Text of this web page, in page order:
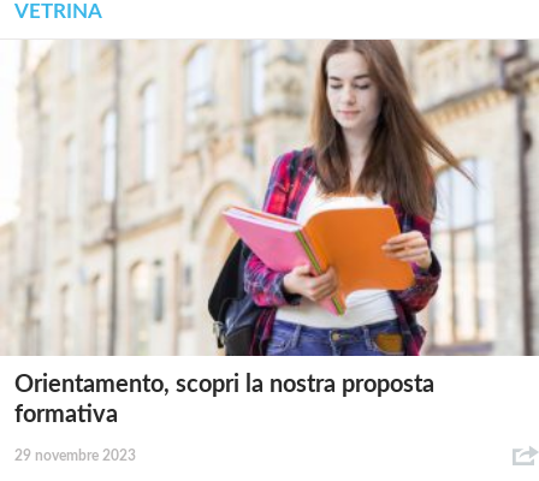
VETRINA
Orientamento, scopri la nostra proposta
formativa
29 novembre 2023